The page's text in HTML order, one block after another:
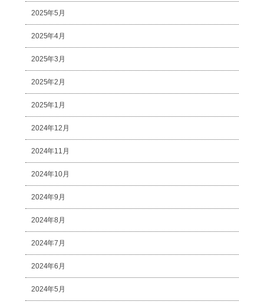
2025年5月
2025年4月
2025年3月
2025年2月
2025年1月
2024年12月
2024年11月
2024年10月
2024年9月
2024年8月
2024年7月
2024年6月
2024年5月